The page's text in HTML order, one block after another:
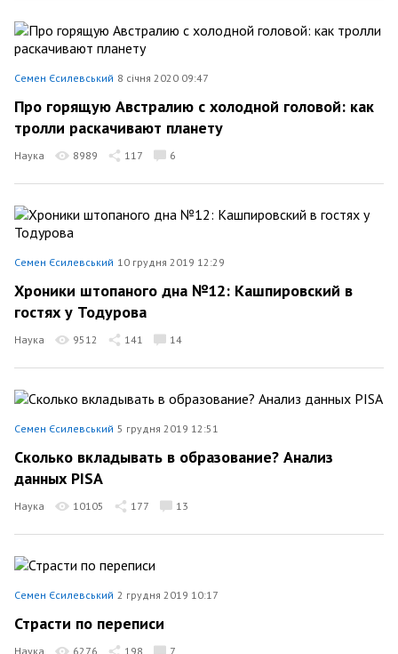
Семен Єсилевський 8 січня 2020 09:47
Про горящую Австралию с холодной головой: как
тролли раскачивают планету
Наука 8989 117 6
Семен Єсилевський 10 грудня 2019 12:29
Хроники штопаного дна №12: Кашпировский в
гостях у Тодурова
Наука 9512 141 14
Семен Єсилевський 5 грудня 2019 12:51
Сколько вкладывать в образование? Анализ
данных PISA
Наука 10105 177 13
Семен Єсилевський 2 грудня 2019 10:17
Страсти по переписи
Наука 6276 198 7